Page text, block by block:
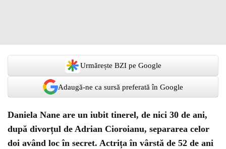
Urmărește BZI pe Google
Adaugă-ne ca sursă preferată în Google
Daniela Nane are un iubit tinerel, de nici 30 de ani,
după divorțul de Adrian Cioroianu, separarea celor
doi având loc în secret. Actrița în vârstă de 52 de ani